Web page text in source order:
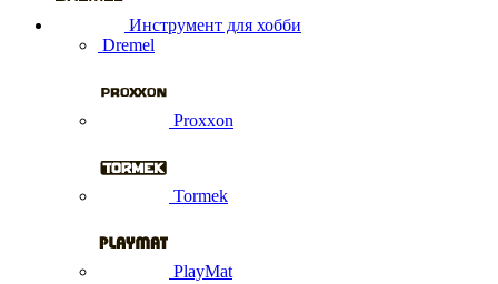
Инструмент для хобби
Dremel
Proxxon
Tormek
PlayMat